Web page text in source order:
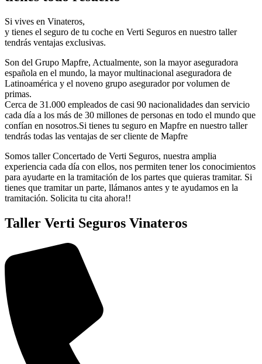
Si vives en Vinateros,
y tienes el seguro de tu coche en Verti Seguros en nuestro taller
tendrás ventajas exclusivas.
Son del Grupo Mapfre, Actualmente, son la mayor aseguradora
española en el mundo, la mayor multinacional aseguradora de
Latinoamérica y el noveno grupo asegurador por volumen de
primas.
Cerca de 31.000 empleados de casi 90 nacionalidades dan servicio
cada día a los más de 30 millones de personas en todo el mundo que
confían en nosotros.Si tienes tu seguro en Mapfre en nuestro taller
tendrás todas las ventajas de ser cliente de Mapfre
Somos taller Concertado de Verti Seguros, nuestra amplia
experiencia cada día con ellos, nos permiten tener los conocimientos
para ayudarte en la tramitación de los partes que quieras tramitar. Si
tienes que tramitar un parte, llámanos antes y te ayudamos en la
tramitación. Solicita tu cita ahora!!
Taller Verti Seguros Vinateros